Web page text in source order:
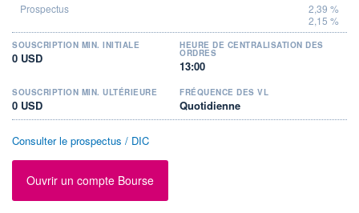
2,39 %
2,15 %
SOUSCRIPTION MIN. INITIALE
0 USD
HEURE DE CENTRALISATION DES
ORDRES
13:00
SOUSCRIPTION MIN. ULTÉRIEURE
0 USD
FRÉQUENCE DES VL
Quotidienne
Consulter le prospectus / DIC
Ouvrir un compte Bourse